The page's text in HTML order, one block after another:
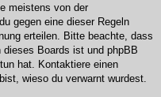
meistens von der
gegen eine dieser Regeln
erteilen. Bitte beachte, dass
Boards ist und phpBB
hat. Kontaktiere einen
wieso du verwarnt wurdest.